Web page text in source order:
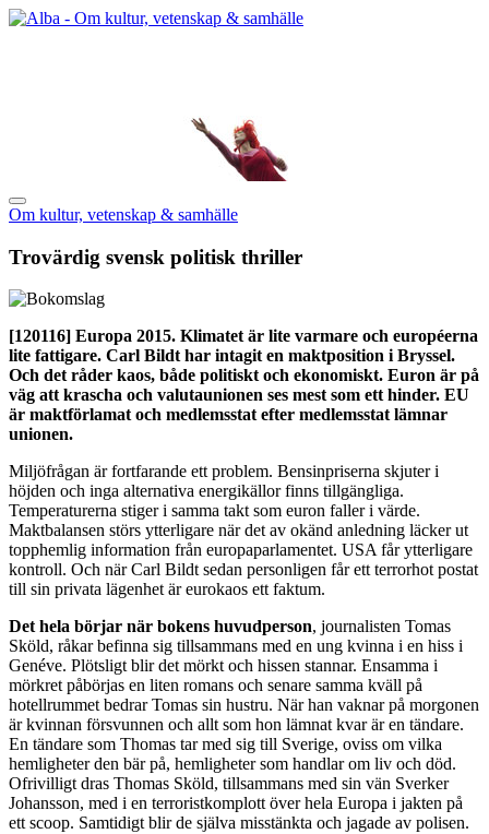
Om kultur, vetenskap & samhälle
Trovärdig svensk politisk thriller
[120116] Europa 2015. Klimatet är lite varmare och européerna
lite fattigare. Carl Bildt har intagit en maktposition i Bryssel.
Och det råder kaos, både politiskt och ekonomiskt. Euron är på
väg att krascha och valutaunionen ses mest som ett hinder. EU
är maktförlamat och medlemsstat efter medlemsstat lämnar
unionen.
Miljöfrågan är fortfarande ett problem. Bensinpriserna skjuter i
höjden och inga alternativa energikällor finns tillgängliga.
Temperaturerna stiger i samma takt som euron faller i värde.
Maktbalansen störs ytterligare när det av okänd anledning läcker ut
topphemlig information från europaparlamentet. USA får ytterligare
kontroll. Och när Carl Bildt sedan personligen får ett terrorhot postat
till sin privata lägenhet är eurokaos ett faktum.
Det hela börjar när bokens huvudperson, journalisten Tomas
Sköld, råkar befinna sig tillsammans med en ung kvinna i en hiss i
Genéve. Plötsligt blir det mörkt och hissen stannar. Ensamma i
mörkret påbörjas en liten romans och senare samma kväll på
hotellrummet bedrar Tomas sin hustru. När han vaknar på morgonen
är kvinnan försvunnen och allt som hon lämnat kvar är en tändare.
En tändare som Thomas tar med sig till Sverige, oviss om vilka
hemligheter den bär på, hemligheter som handlar om liv och död.
Ofrivilligt dras Thomas Sköld, tillsammans med sin vän Sverker
Johansson, med i en terroristkomplott över hela Europa i jakten på
ett scoop. Samtidigt blir de själva misstänkta och jagade av polisen.